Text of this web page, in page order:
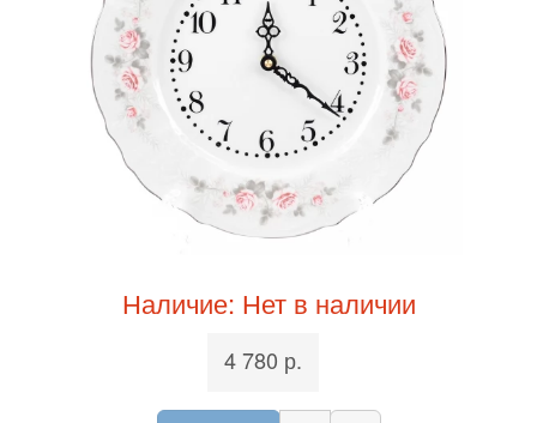
Наличие: Нет в наличии
4 780 р.